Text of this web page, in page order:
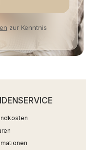
zur Kenntnis